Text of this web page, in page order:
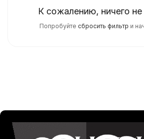
К сожалению, ничего не
Попробуйте сбросить фильтр и